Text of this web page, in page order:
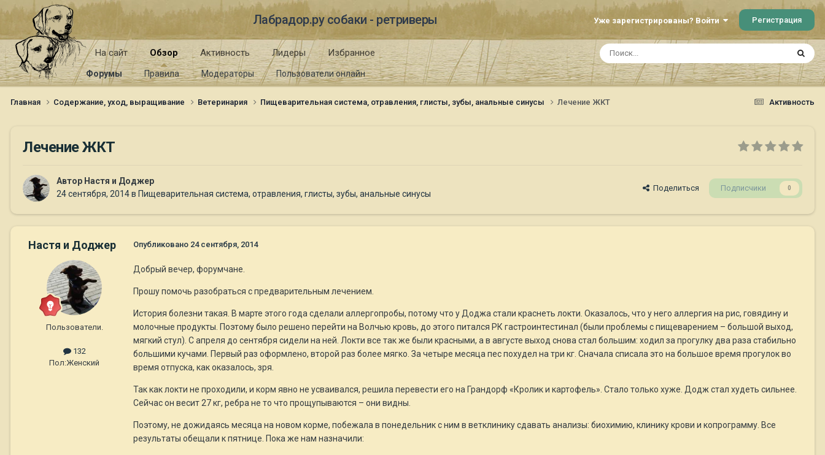
Лабрадор.ру собаки - ретриверы Уже зарегистрированы? Войти Регистрация
На сайт Обзор
Форумы Правила Модераторы Пользователи онлайн
Активность Лидеры Избранное
Активность
Главная Содержание, уход, выращивание Ветеринария Пищеварительная система, отравления, глисты, зубы, анальные синусы Лечение ЖКТ
Лечение ЖКТ
Автор Настя и Доджер
24 сентября, 2014в Пищеварительная система, отравления, глисты, зубы, анальные синусы
Поделиться Подписчики 0
Настя и Доджер
Пользователи.
132
Пол:Женский
Опубликовано 24 сентября, 2014
Добрый вечер, форумчане.
Прошу помочь разобраться с предварительным лечением.
История болезни такая. В марте этого года сделали аллергопробы, потому что у Доджа стали краснеть локти. Оказалось, что у него аллергия на рис, говядину и
молочные продукты. Поэтому было решено перейти на Волчью кровь, до этого питался РК гастроинтестинал (были проблемы с пищеварением – большой выход,
мягкий стул). С апреля до сентября сидели на ней. Локти все так же были красными, а в августе выход снова стал большим: ходил за прогулку два раза стабильно
большими кучами. Первый раз оформлено, второй раз более мягко. За четыре месяца пес похудел на три кг. Сначала списала это на большое время прогулок во
время отпуска, как оказалось, зря.
Так как локти не проходили, и корм явно не усваивался, решила перевести его на Грандорф «Кролик и картофель». Стало только хуже. Додж стал худеть сильнее.
Сейчас он весит 27 кг, ребра не то что прощупываются – они видны.
Поэтому, не дожидаясь месяца на новом корме, побежала в понедельник с ним в ветклинику сдавать анализы: биохимию, клинику крови и копрограмму. Все
результаты обещали к пятнице. Пока же нам назначили: